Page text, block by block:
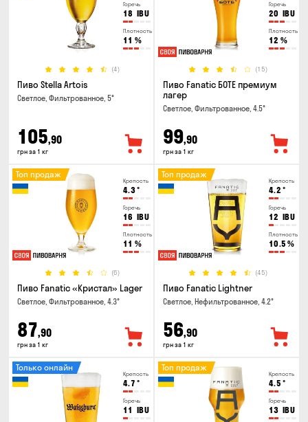
Горечь
18 IBU
Плотность
11 %
(4)
Пиво Stella Artois
Светлое, Фильтрованное, 5°
105,90
грн за 1 кг
Горечь
20 IBU
Плотность
12 %
(15)
Пиво Fanatic БОТЕ премиум
лагер
Светлое, Фильтрованное, 4.5°
99,90
грн за 1 кг
Крепость
4.3°
Горечь
16 IBU
Плотность
11 %
(6)
Топ продаж
Пиво Fanatic «Кристал» Lager
Светлое, Фильтрованное, 4.3°
87,90
грн за 1 кг
Крепость
4.2 °
Горечь
12 IBU
Плотность
10.5 %
(45)
Топ продаж
Пиво Fanatic Lightner
Светлое, Нефильтрованное, 4.2°
56,90
грн за 1 кг
Крепость
4.7 °
Горечь
11 IBU
Только онлайн
Крепость
4.5 °
Горечь
13 IBU
Топ продаж